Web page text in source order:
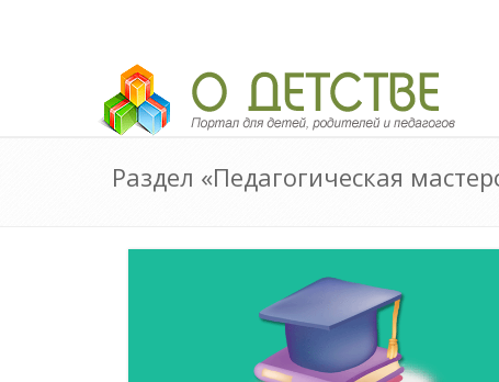
Педагогический портал «О детстве»
Раздел «Педагогическая